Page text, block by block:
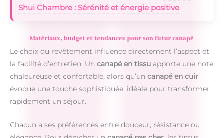
Shui Chambre : Sérénité et énergie positive
Matériaux, budget et tendances pour son futur canapé
Le choix du revêtement influence directement l’aspect et
la facilité d’entretien. Un canapé en tissu apporte une note
chaleureuse et confortable, alors qu’un canapé en cuir
évoque une touche sophistiquée, idéale pour transformer
rapidement un séjour.
Chacun a ses préférences entre douceur, résistance ou